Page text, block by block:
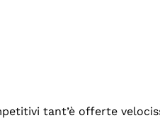
tant’è offerte